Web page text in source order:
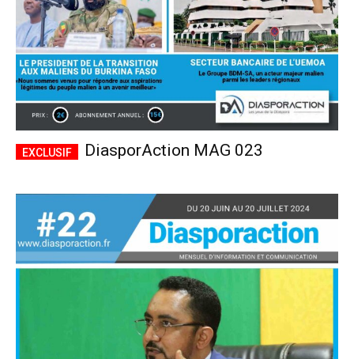
DiasporAction MAG 023